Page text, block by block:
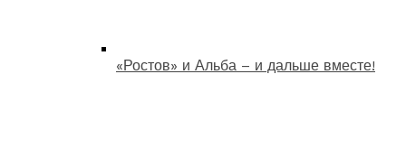
«Ростов» и Альба – и дальше вместе!